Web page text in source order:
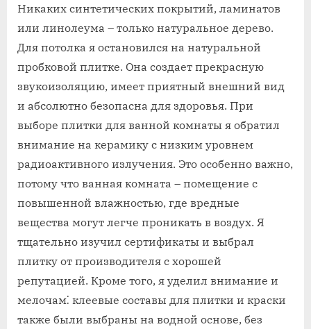
Никаких синтетических покрытий, ламинатов
или линолеума – только натуральное дерево.
Для потолка я остановился на натуральной
пробковой плитке. Она создает прекрасную
звукоизоляцию, имеет приятный внешний вид
и абсолютно безопасна для здоровья. При
выборе плитки для ванной комнаты я обратил
внимание на керамику с низким уровнем
радиоактивного излучения. Это особенно важно,
потому что ванная комната – помещение с
повышенной влажностью, где вредные
вещества могут легче проникать в воздух. Я
тщательно изучил сертификаты и выбрал
плитку от производителя с хорошей
репутацией. Кроме того, я уделил внимание и
мелочам⁚ клеевые составы для плитки и краски
также были выбраны на водной основе, без